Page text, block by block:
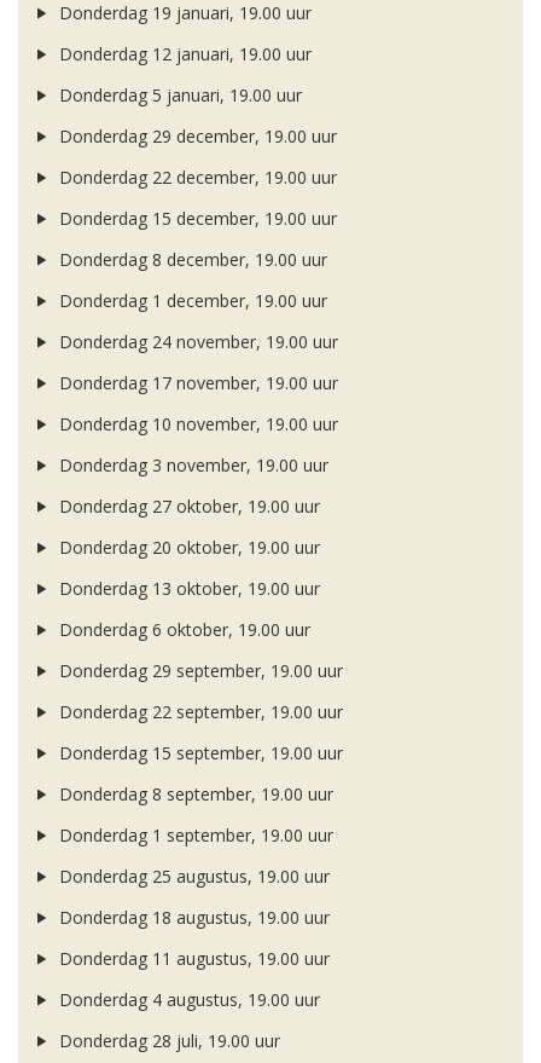
Donderdag 19 januari, 19.00 uur
Donderdag 12 januari, 19.00 uur
Donderdag 5 januari, 19.00 uur
Donderdag 29 december, 19.00 uur
Donderdag 22 december, 19.00 uur
Donderdag 15 december, 19.00 uur
Donderdag 8 december, 19.00 uur
Donderdag 1 december, 19.00 uur
Donderdag 24 november, 19.00 uur
Donderdag 17 november, 19.00 uur
Donderdag 10 november, 19.00 uur
Donderdag 3 november, 19.00 uur
Donderdag 27 oktober, 19.00 uur
Donderdag 20 oktober, 19.00 uur
Donderdag 13 oktober, 19.00 uur
Donderdag 6 oktober, 19.00 uur
Donderdag 29 september, 19.00 uur
Donderdag 22 september, 19.00 uur
Donderdag 15 september, 19.00 uur
Donderdag 8 september, 19.00 uur
Donderdag 1 september, 19.00 uur
Donderdag 25 augustus, 19.00 uur
Donderdag 18 augustus, 19.00 uur
Donderdag 11 augustus, 19.00 uur
Donderdag 4 augustus, 19.00 uur
Donderdag 28 juli, 19.00 uur